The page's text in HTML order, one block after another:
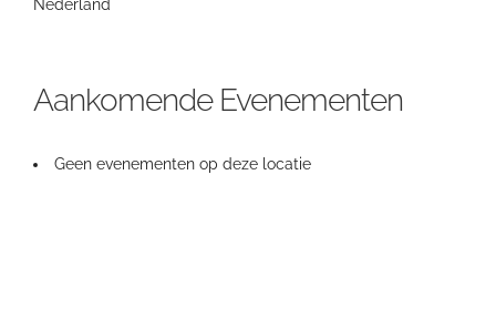
Nederland
Aankomende Evenementen
Geen evenementen op deze locatie